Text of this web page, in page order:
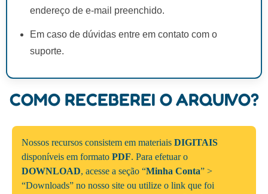
endereço de e-mail preenchido.
Em caso de dúvidas entre em contato com o
suporte.
COMO RECEBEREI O ARQUIVO?
Nossos recursos consistem em materiais DIGITAIS
disponíveis em formato PDF. Para efetuar o
DOWNLOAD, acesse a seção “Minha Conta” >
“Downloads” no nosso site ou utilize o link que foi